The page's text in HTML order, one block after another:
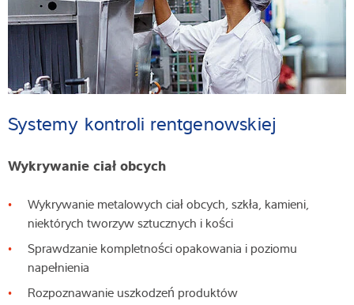
Systemy kontroli rentgenowskiej
Wykrywanie ciał obcych
Wykrywanie metalowych ciał obcych, szkła, kamieni,
niektórych tworzyw sztucznych i kości
Sprawdzanie kompletności opakowania i poziomu
napełnienia
Rozpoznawanie uszkodzeń produktów